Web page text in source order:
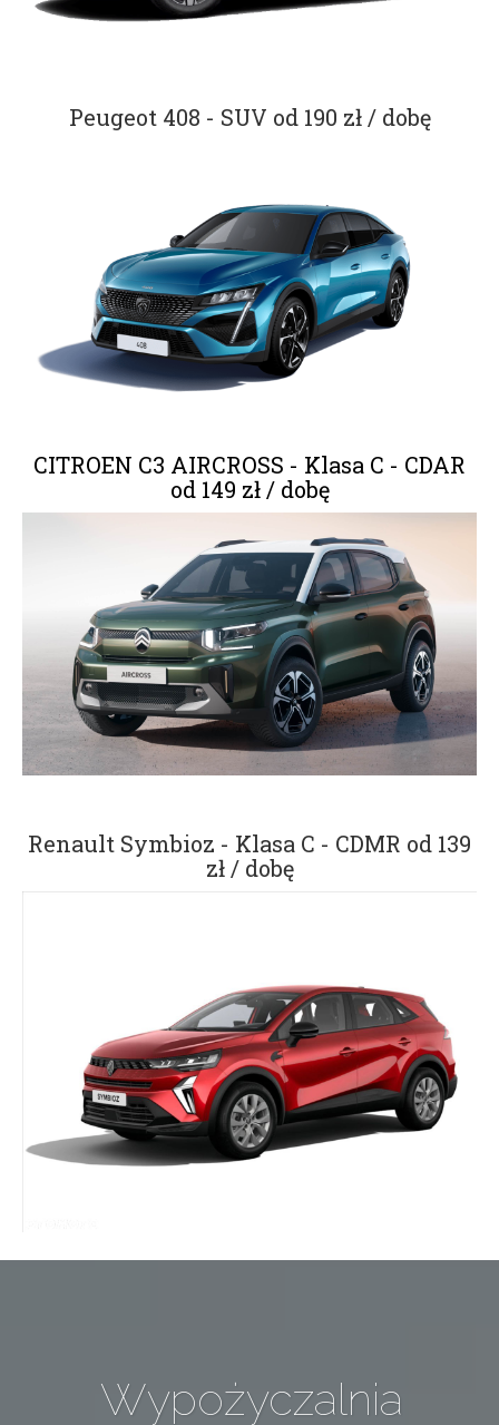
Peugeot 408 - SUV od 190 zł / dobę
CITROEN C3 AIRCROSS - Klasa C - CDAR
od 149 zł / dobę
Renault Symbioz - Klasa C - CDMR od 139
zł / dobę
Wypożyczalnia